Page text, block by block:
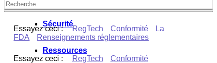
Sécurité
Ressources
Essayez ceci : RegTech Conformité
La
FDA
Renseignements réglementaires
Essayez ceci : RegTech
Conformité